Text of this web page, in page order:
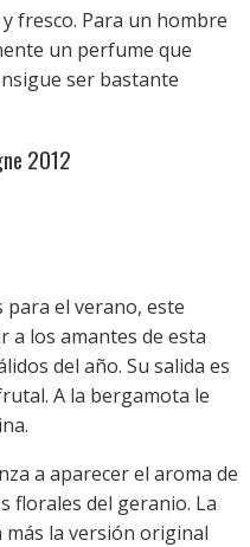
fresco. Para un hombre
un perfume que
ser bastante
2012
el verano, este
a los amantes de esta
del año. Su salida es
A la bergamota le
a aparecer el aroma de
florales del geranio. La
la versión original